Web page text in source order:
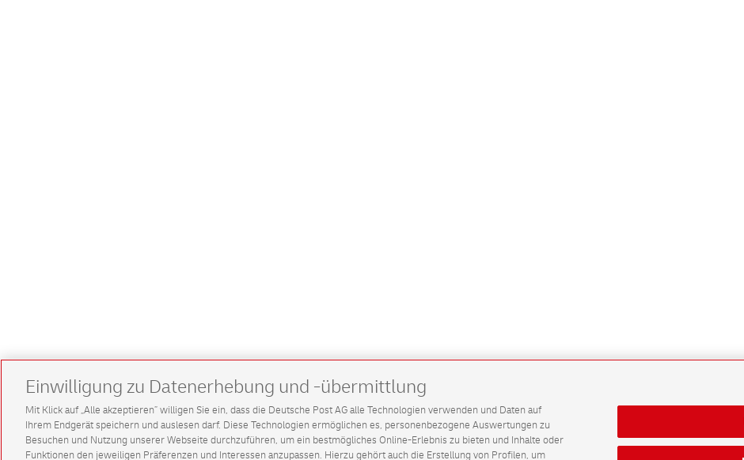
Einwilligung zu Datenerhebung und -übermittlung
Mit Klick auf „Alle akzeptieren” willigen Sie ein, dass die Deutsche Post AG alle Technologien verwenden und Daten auf
Ihrem Endgerät speichern und auslesen darf. Diese Technologien ermöglichen es, personenbezogene Auswertungen zu
Besuchen und Nutzung unserer Webseite durchzuführen, um ein bestmögliches Online-Erlebnis zu bieten und Inhalte oder
Funktionen den jeweiligen Präferenzen und Interessen anzupassen. Hierzu gehört auch die Erstellung von Profilen, um